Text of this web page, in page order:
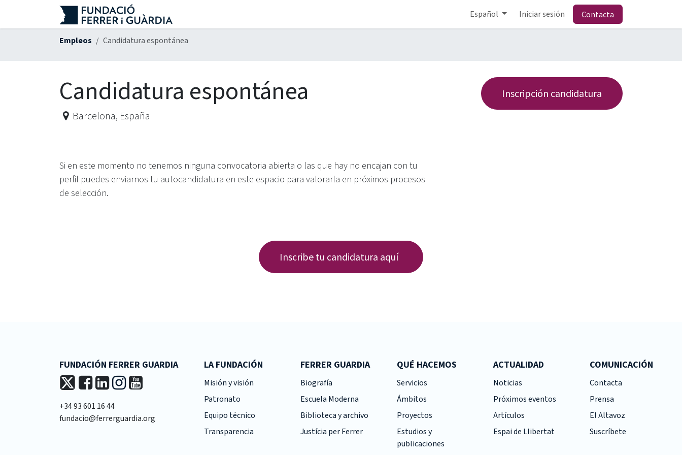
Español Iniciar sesión Contacta
Empleos Candidatura espontánea
Inscripción candidatura
Candidatura espontánea
Barcelona, España
Si en este momento no tenemos ninguna convocatoria abierta o las que hay no encajan con tu
perfil puedes enviarnos tu autocandidatura en este espacio para valorarla en próximos procesos
de selección.
Inscribe tu candidatura aquí
FUNDACIÓN FERRER GUARDIA
+34 93 601 16 44
fundacio@ferrerguardia.org
LA FUNDACIÓN
Misión y visión
Patronato
Equipo técnico
Transparencia
FERRER GUARDIA
Biografía
Escuela Moderna
Biblioteca y archivo
Justícia per Ferrer
QUÉ HACEMOS
Servicios
Ámbitos
Proyectos
Estudios y
publicaciones
ACTUALIDAD
Noticias
Próximos eventos
Artículos
Espai de Llibertat
COMUNICACIÓN
Contacta
Prensa
El Altavoz
Suscríbete